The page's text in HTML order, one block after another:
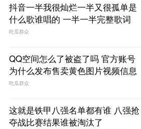
抖音一半我很灿烂一半又很孤单是
什么歌谁唱的 一半一半完整歌词
吃瓜群众
QQ空间怎么了被盗了吗 官方账号
为什么发布售卖黄色图片视频信息
吃瓜群众
这就是铁甲八强名单都有谁 八强抢
夺战比赛结果谁被淘汰了